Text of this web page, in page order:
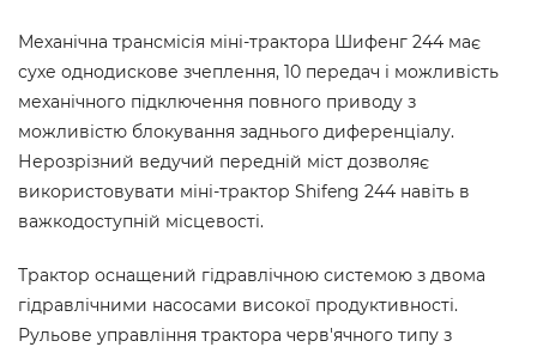
Механічна трансмісія міні-трактора Шифенг 244 має
сухе однодискове зчеплення, 10 передач і можливість
механічного підключення повного приводу з
можливістю блокування заднього диференціалу.
Нерозрізний ведучий передній міст дозволяє
використовувати міні-трактор Shifeng 244 навіть в
важкодоступній місцевості.
Трактор оснащений гідравлічною системою з двома
гідравлічними насосами високої продуктивності.
Рульове управління трактора черв'ячного типу з